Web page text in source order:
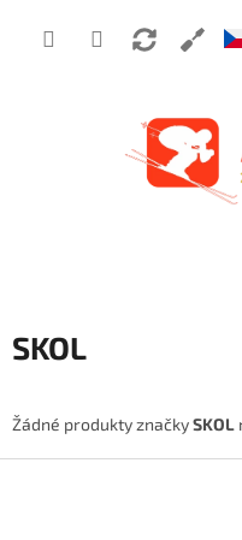
SKOL
Žádné produkty značkySKOL